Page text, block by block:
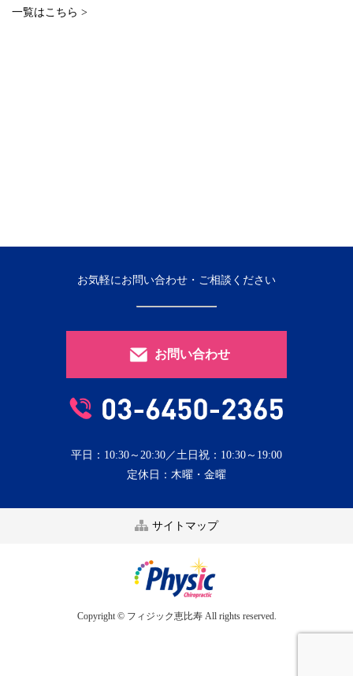
一覧はこちら >
お気軽にお問い合わせ・ご相談ください
お問い合わせ
平日：10:30～20:30／土日祝：10:30～19:00
定休日：木曜・金曜
サイトマップ
Copyright © フィジック恵比寿 All rights reserved.